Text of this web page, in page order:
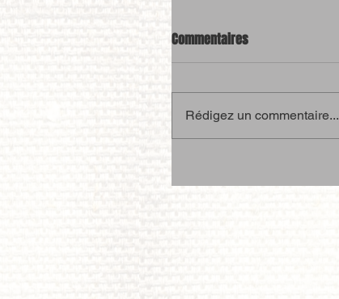
Commentaires
Rédigez un commentaire...